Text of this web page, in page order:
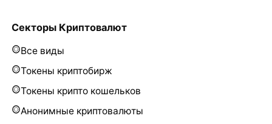
Секторы Криптовалют
Все виды
Токены криптобирж
Токены крипто кошельков
Анонимные криптовалюты